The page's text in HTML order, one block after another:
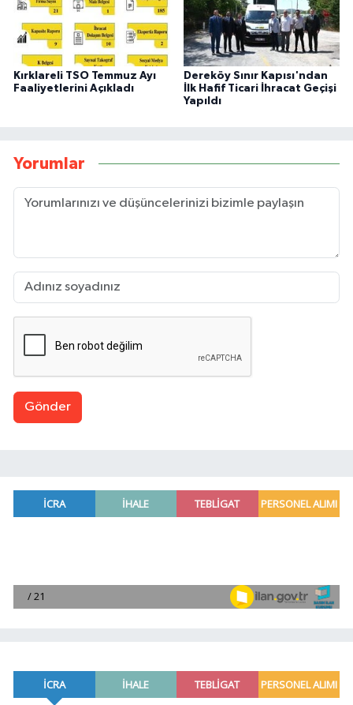
Kırklareli TSO Temmuz Ayı
Faaliyetlerini Açıkladı
Dereköy Sınır Kapısı'ndan
İlk Hafif Ticari İhracat Geçişi
Yapıldı
Yorumlar
Gönder